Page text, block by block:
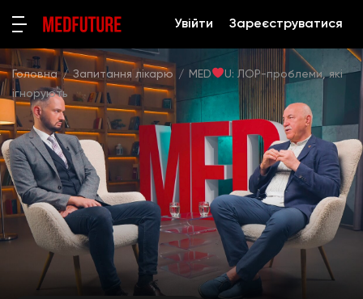
Увійти Зареєструватися
Головна Запитання лікарю MED
U: ЛОР-проблеми, які
ігнорують